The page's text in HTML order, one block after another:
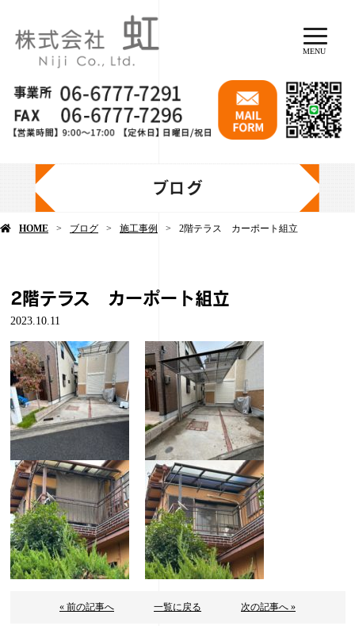
MENU
ブログ
HOME ブログ 施工事例 2階テラス カーポート組立
2階テラス カーポート組立
2023.10.11
« 前の記事へ 一覧に戻る 次の記事へ »